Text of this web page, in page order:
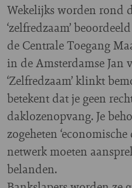
Wekelijks worden rond
‘zelfredzaam’
de Centrale Toegang
in de Amsterdamse Jan
‘Zelfredzaam’ klinkt
betekent dat je geen
daklozenopvang. Je
zogeheten
netwerk moeten
belanden.